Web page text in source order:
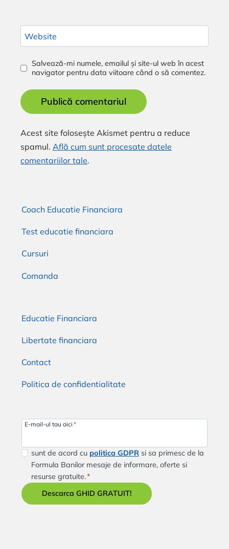
Website
Salvează-mi numele, emailul și site-ul web în acest
navigator pentru data viitoare când o să comentez.
Alternative:
Acest site folosește Akismet pentru a reduce
spamul. Află cum sunt procesate datele
comentariilor tale.
Coach Educatie Financiara
Test educatie financiara
Cursuri
Comanda
Educatie Financiara
Libertate financiara
Contact
Politica de confidentialitate
E-mail-ul tau aici *
sunt de acord cu politica GDPRsi sa primesc de la
Formula Banilor mesaje de informare, oferte si
resurse gratuite.*
Descarca GHID GRATUIT!